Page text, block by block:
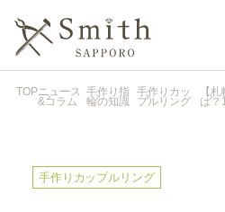
TOPニュース
&コラム
手作り指
輪の知識
手作りカッ
プルリング
【
は？
手作りカップルリング